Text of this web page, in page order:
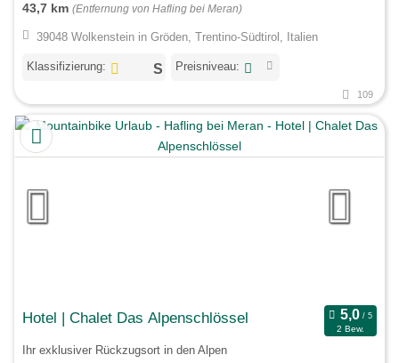
43,7 km (Entfernung von Hafling bei Meran)
39048 Wolkenstein in Gröden, Trentino-Südtirol, Italien
Klassifizierung: Preisniveau:
109
Hotel | Chalet Das Alpenschlössel
2 Bew.
Ihr exklusiver Rückzugsort in den Alpen